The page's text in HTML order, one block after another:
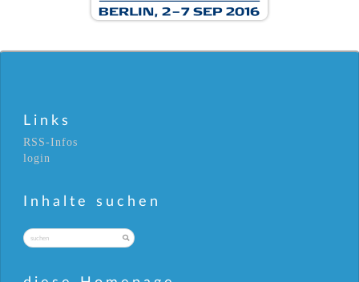
Links
RSS-Infos
login
Inhalte suchen